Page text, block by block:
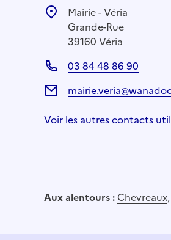
Mairie - Véria
Grande-Rue
39160 Véria
03 84 48 86 90
Voir les autres contacts
Aux alentours : Chevreaux,